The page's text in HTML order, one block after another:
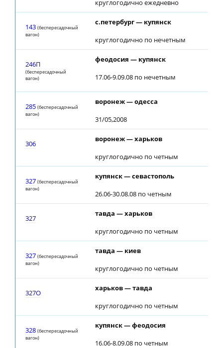
круглогодично ежедневно
143 (беспересадочный
вагон)
с.петербург — купянск
круглогодично по нечетным
246П
(беспересадочный
вагон)
феодосия — купянск
17.06-9.09.08 по нечетным
285 (беспересадочный
вагон)
воронеж — одесса
31/05,2008
306
воронеж — харьков
круглогодично по четным
327 (беспересадочный
вагон)
купянск — севастополь
26.06-30.08.08 по четным
327
тавда — харьков
круглогодично по четным
327 (беспересадочный
вагон)
тавда — киев
круглогодично по четным
327О
харьков — тавда
круглогодично по четным
328 (беспересадочный
вагон)
купянск — феодосия
16.06-8.09.08 по четным